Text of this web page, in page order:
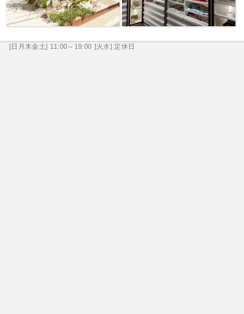
[日月木金土] 11:00～19:00 [火水] 定休日